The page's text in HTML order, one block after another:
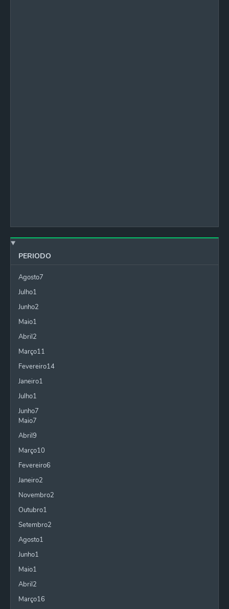
PERIODO
Agosto7
Julho1
Junho2
Maio1
Abril2
Março11
Fevereiro14
Janeiro1
Julho1
Junho7
Maio7
Abril9
Março10
Fevereiro6
Janeiro2
Novembro2
Outubro1
Setembro2
Agosto1
Junho1
Maio1
Abril2
Março16